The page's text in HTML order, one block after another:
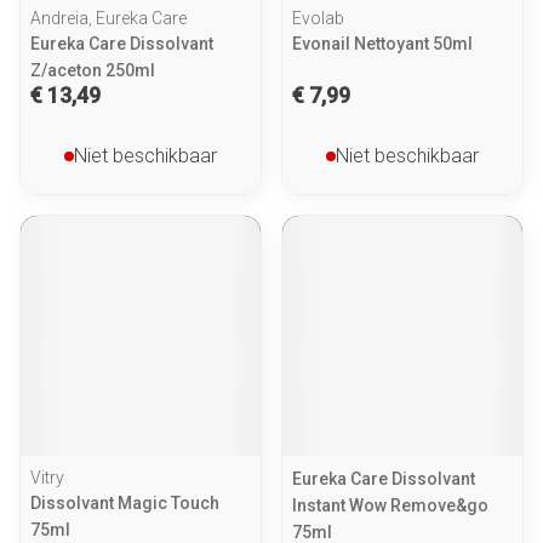
Andreia, Eureka Care
Eureka Care Dissolvant
Z/aceton 250ml
€ 13,49
Niet beschikbaar
Evolab
Evonail Nettoyant 50ml
€ 7,99
Niet beschikbaar
Vitry
Dissolvant Magic Touch
75ml
Eureka Care Dissolvant
Instant Wow Remove&go
75ml